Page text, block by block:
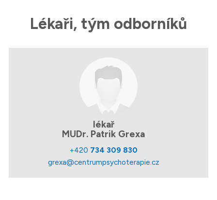
Lékaři, tým odborníků
lékař
MUDr. Patrik Grexa
+420 734 309 830
grexa@centrumpsychoterapie.cz